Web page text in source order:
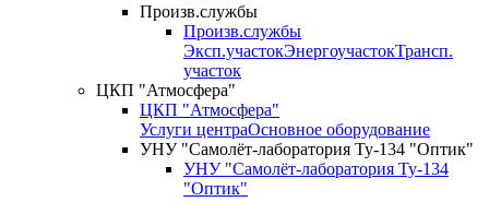
Произв.службы
Произв.службы
Эксп.участокЭнергоучастокТрансп.
участок
ЦКП "Атмосфера"
ЦКП "Атмосфера"
Услуги центраОсновное оборудование
УНУ "Самолёт-лаборатория Ту-134 "Оптик"
УНУ "Самолёт-лаборатория Ту-134
"Оптик"